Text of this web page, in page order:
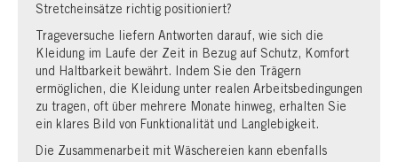
Stretcheinsätze richtig positioniert?
Trageversuche liefern Antworten darauf, wie sich die
Kleidung im Laufe der Zeit in Bezug auf Schutz, Komfort
und Haltbarkeit bewährt. Indem Sie den Trägern
ermöglichen, die Kleidung unter realen Arbeitsbedingungen
zu tragen, oft über mehrere Monate hinweg, erhalten Sie
ein klares Bild von Funktionalität und Langlebigkeit.
Die Zusammenarbeit mit Wäschereien kann ebenfalls